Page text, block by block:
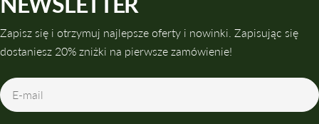
Zapisz się i otrzymuj najlepsze oferty i nowinki. Zapisując się
dostaniesz 20% zniżki na pierwsze zamówienie!
E-
mail